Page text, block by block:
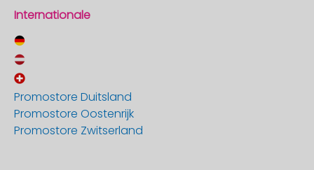
Internationale
Promostore Duitsland
Promostore Oostenrijk
Promostore Zwitserland